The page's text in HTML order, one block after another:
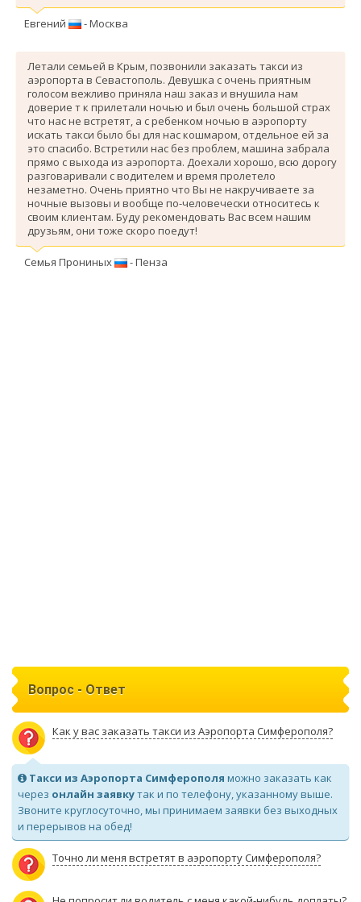
Евгений - Москва
Летали семьей в Крым, позвонили заказать такси из
аэропорта в Севастополь. Девушка с очень приятным
голосом вежливо приняла наш заказ и внушила нам
доверие т к прилетали ночью и был очень большой страх
что нас не встретят, а с ребенком ночью в аэропорту
искать такси было бы для нас кошмаром, отдельное ей за
это спасибо. Вcтретили нас без проблем, машина забрала
прямо с выхода из аэропорта. Доехали хорошо, всю дорогу
разговаривали с водителем и время пролетело
незаметно. Очень приятно что Вы не накручиваете за
ночные вызовы и вообще по-человечески относитесь к
своим клиентам. Буду рекомендовать Вас всем нашим
друзьям, они тоже скоро поедут!
Семья Прониных - Пенза
Вопрос - Ответ
Как у вас заказать такси из Аэропорта Симферополя?
Такси из Аэропорта Симферополя можно заказать как
через онлайн заявкутак и по телефону, указанному выше.
Звоните круглосуточно, мы принимаем заявки без выходных
и перерывов на обед!
Точно ли меня встретят в аэропорту Симферополя?